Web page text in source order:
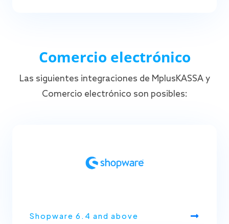
Comercio electrónico
Las siguientes integraciones de MplusKASSA y
Comercio electrónico son posibles:
Shopware 6.4 and above